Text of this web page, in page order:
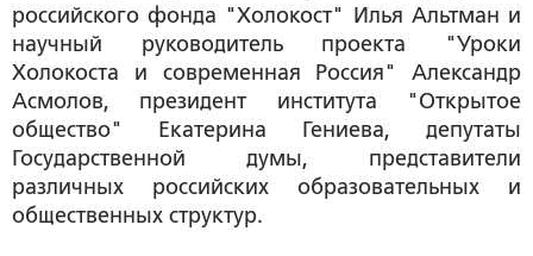
российского фонда "Холокост" Илья Альтман и
научный руководитель проекта "Уроки
Холокоста и современная Россия" Александр
Асмолов, президент института "Открытое
общество" Екатерина Гениева, депутаты
Государственной думы, представители
различных российских образовательных и
общественных структур.